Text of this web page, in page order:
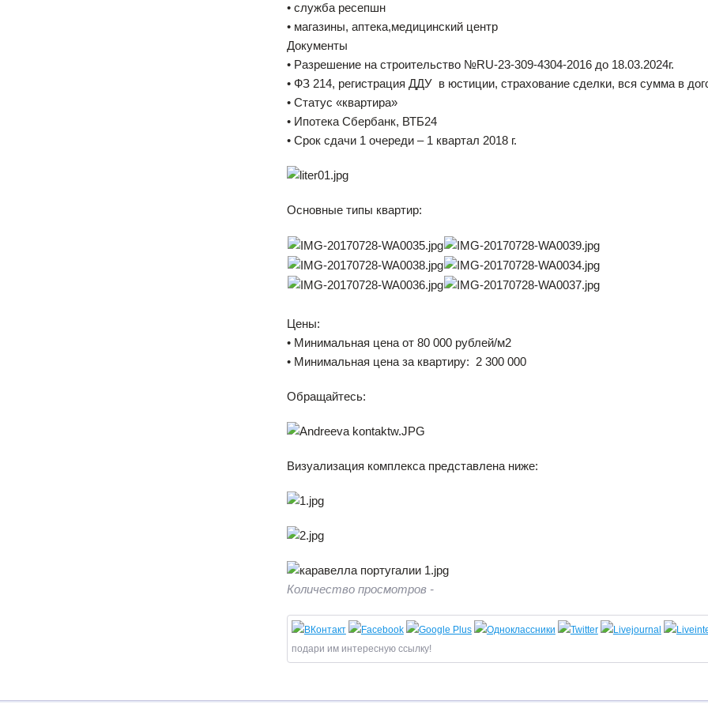
• служба ресепшн
• магазины, аптека,медицинский центр
Документы
• Разрешение на строительство №RU-23-309-4304-2016 до 18.03.2024г.
• ФЗ 214, регистрация ДДУ в юстиции, страхование сделки, вся сумма в
• Статус «квартира»
• Ипотека Сбербанк, ВТБ24
• Срок сдачи 1 очереди – 1 квартал 2018 г.
Основные типы квартир:
Цены:
• Минимальная цена от 80 000 рублей/м2
• Минимальная цена за квартиру: 2 300 000
Обращайтесь:
Визуализация комплекса представлена ниже:
Количество просмотров -
подари им интересную ссылку!